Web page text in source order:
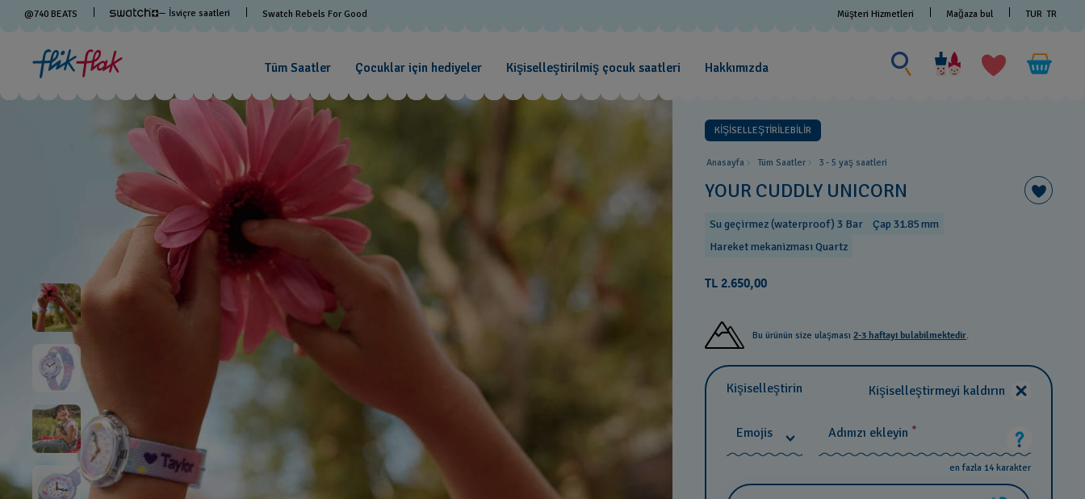
@740 BEATS — İsviçre saatleri Swatch Rebels For Good Müşteri Hizmetleri Mağaza bul TUR TR
Tüm Saatler Çocuklar için hediyeler Kişiselleştirilmiş çocuk saatleri Hakkımızda
Bir
şey
ara
KİŞİSELLEŞTİRİLEBİLİR
Anasayfa Tüm Saatler 3 - 5 yaş saatleri
YOUR CUDDLY UNICORN
Su geçirmez (waterproof) 3 Bar
Çap 31.85 mm
Hareket mekanizması Quartz
TL 2.650,00
Bu ürünün size ulaşması2-3 haftayı bulabilmektedir.
Kişiselleştirin Kişiselleştirmeyi kaldırın
Emojis Adınızı ekleyin *
en fazla 14 karakter